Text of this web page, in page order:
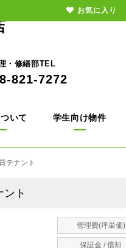
・修繕部TEL
821-7272
いて 学生向け物件
テナント
ント
管理費(坪単価)
保証金 / 償却
お気に入り